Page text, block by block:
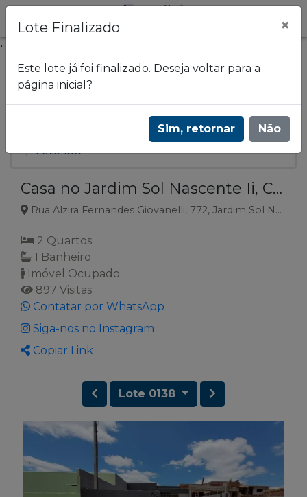
.
Frazão Leilões
Leilão de imóveis - Arrematou, levou! Os
melhores preços em todo o Brasil | 3620
Lote 138
Casa no Jardim Sol Nascente Ii, Campo Mourão, PR
Rua Alzira Fernandes Giovanelli, 772, Jardim Sol Nascente Ii, Campo Mourão, PR
2 Quartos
1 Banheiro
Imóvel Ocupado
897 Visitas
Contatar por WhatsApp
Siga-nos no Instagram
Copiar Link
Lote 0138
Lote Finalizado ×
Este lote já foi finalizado. Deseja voltar para a
página inicial?
Sim, retornar Não